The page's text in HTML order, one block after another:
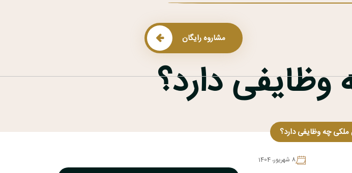
مشاروه رایگان
دارد؟
ملکی چه وظایفی دارد؟
8 شهريور، 1404